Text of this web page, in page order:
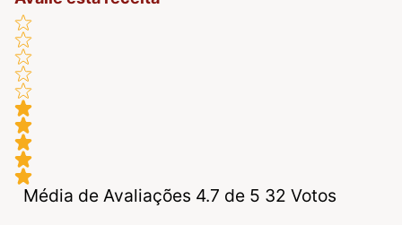
Média de Avaliações 4.7 de 5 32 Votos